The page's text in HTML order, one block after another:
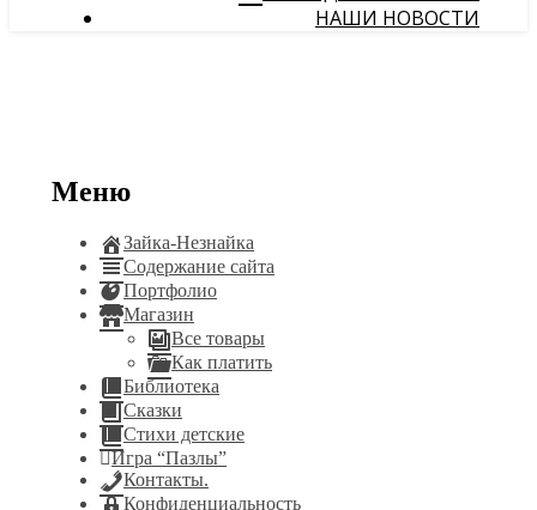
НАШИ НОВОСТИ
Меню
Зайка-Незнайка
Содержание сайта
Портфолио
Магазин
Все товары
Как платить
Библиотека
Сказки
Стихи детские
Игра “Пазлы”
Контакты.
Конфиденциальность